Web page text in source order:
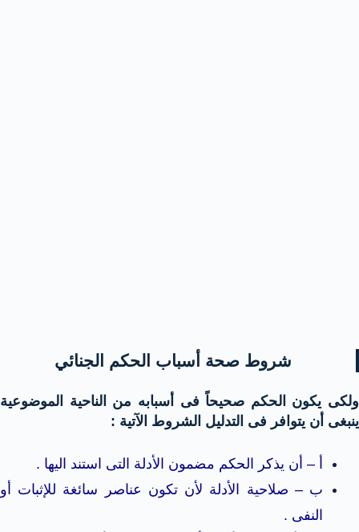
شروط صحة أسباب الحكم الجنائي
ولكى يكون الحكم صحيحاً فى أسبابه من الناحية الموضوعية
ينبغى أن يتوافر فى التدليل الشروط الآتية :
أ – أن يذكر الحكم مضمون الأدلة التى استند اليها .
ب – صلاحية الأدلة لأن تكون عناصر سائغة للإثبات أو
النفى .